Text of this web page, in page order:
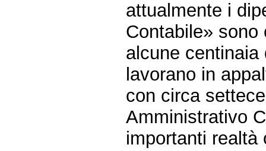
attualmente i
Contabile»
alcune
lavorano in
con circa
Amministrativo
importanti realtà